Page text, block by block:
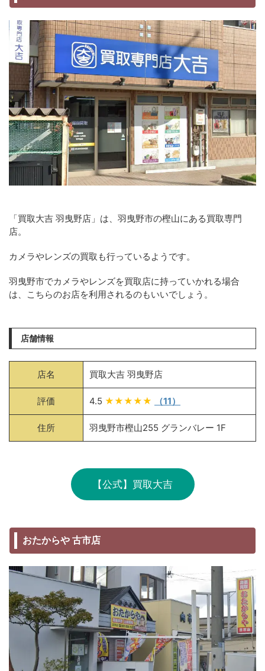
「買取大吉 羽曳野店」は、羽曳野市の樫山にある買取専門
店。
カメラやレンズの買取も行っているようです。
羽曳野市でカメラやレンズを買取店に持っていかれる場合
は、こちらのお店を利用されるのもいいでしょう。
店舗情報
店名 買取大吉 羽曳野店
評価 4.5 ★★★★★ （11）
住所 羽曳野市樫山255 グランバレー 1F
【公式】買取大吉
おたからや 古市店